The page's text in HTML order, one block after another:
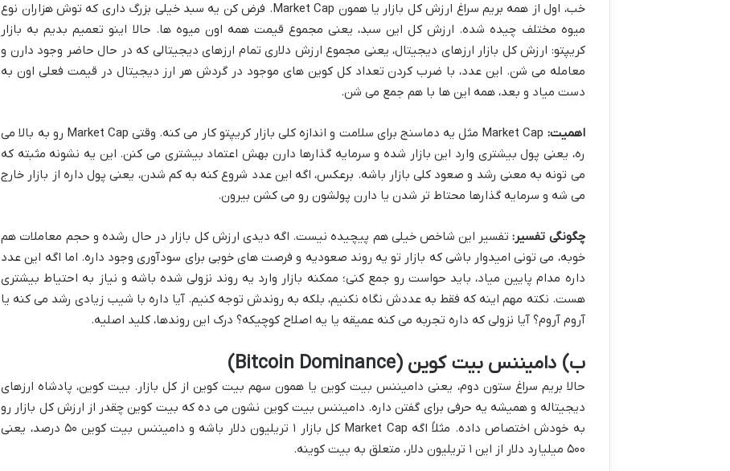
خب، اول از همه بریم سراغ ارزش کل بازار یا همون Market Cap. فرض کن یه سبد خیلی بزرگ داری که توش هزاران نوع
میوه مختلف چیده شده. ارزش کل این سبد، یعنی مجموع قیمت همه اون میوه ها. حالا اینو تعمیم بدیم به بازار
کریپتو: ارزش کل بازار ارزهای دیجیتال، یعنی مجموع ارزش دلاری تمام ارزهای دیجیتالی که در حال حاضر وجود دارن و
معامله می شن. این عدد، با ضرب کردن تعداد کل کوین های موجود در گردش هر ارز دیجیتال در قیمت فعلی اون به
دست میاد و بعد، همه این ها با هم جمع می شن.
اهمیت:
Market Cap مثل یه دماسنج برای سلامت و اندازه کلی بازار کریپتو کار می کنه. وقتی Market Cap رو به بالا می
ره، یعنی پول بیشتری وارد این بازار شده و سرمایه گذارها دارن بهش اعتماد بیشتری می کنن. این یه نشونه مثبته که
می تونه به معنی رشد و صعود کلی بازار باشه. برعکس، اگه این عدد شروع کنه به کم شدن، یعنی پول داره از بازار خارج
می شه و سرمایه گذارها محتاط تر شدن یا دارن پولشون رو می کشن بیرون.
چگونگی تفسیر:تفسیر این شاخص خیلی هم پیچیده نیست. اگه دیدی ارزش کل بازار در حال رشده و حجم معاملات هم
خوبه، می تونی امیدوار باشی که بازار تو یه روند صعودیه و فرصت های خوبی برای سودآوری وجود داره. اما اگه این عدد
داره مدام پایین میاد، باید حواست رو جمع کنی؛ ممکنه بازار وارد یه روند نزولی شده باشه و نیاز به احتیاط بیشتری
هست. نکته مهم اینه که فقط به عددش نگاه نکنیم، بلکه به روندش توجه کنیم. آیا داره با شیب زیادی رشد می کنه یا
آروم آروم؟ آیا نزولی که داره تجربه می کنه عمیقه یا یه اصلاح کوچیکه؟ درک این روندها، کلید اصلیه.
ب) دامیننس بیت کوین (Bitcoin Dominance)
حالا بریم سراغ ستون دوم، یعنی دامیننس بیت کوین یا همون سهم بیت کوین از کل بازار. بیت کوین، پادشاه ارزهای
دیجیتاله و همیشه یه حرفی برای گفتن داره. دامیننس بیت کوین نشون می ده که بیت کوین چقدر از ارزش کل بازار رو
به خودش اختصاص داده. مثلاً اگه Market Cap کل بازار ۱ تریلیون دلار باشه و دامیننس بیت کوین ۵۰ درصد، یعنی
۵۰۰ میلیارد دلار از این ۱ تریلیون دلار، متعلق به بیت کوینه.